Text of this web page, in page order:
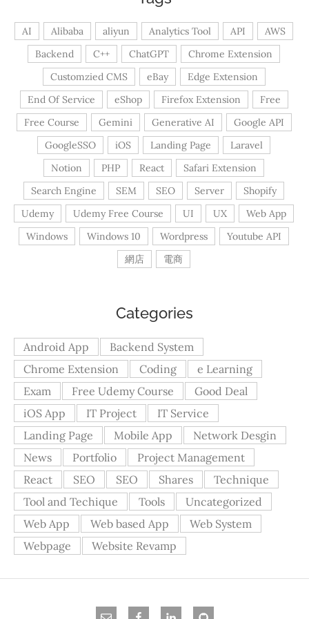
AI Alibaba aliyun Analytics Tool API
AWS
Backend
C++ ChatGPT
Chrome Extension
Customzied CMS
eBay
Edge Extension
End Of Service
eShop Firefox Extension
Free
Free Course
Gemini Generative AI
Google API
GoogleSSO
iOS Landing Page
Laravel
Notion
PHP React
Safari Extension
Search Engine
SEM SEO Server
Shopify
Udemy
Udemy Free Course UI UX
Web App
Windows
Windows 10 Wordpress
Youtube API
網店
電商
Categories
Android App
Backend System
Chrome Extension
Coding
e Learning
Exam
Free Udemy Course
Good Deal
iOS App
IT Project
IT Service
Landing Page
Mobile App
Network Desgin
News
Portfolio
Project Management
React
SEO SEO Shares
Technique
Tool and Techique
Tools
Uncategorized
Web App
Web based App
Web System
Webpage
Website Revamp